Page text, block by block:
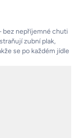
bez nepříjemné chuti
zubní plak,
se po každém jídle